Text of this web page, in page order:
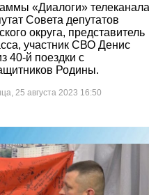
«Диалоги» телеканала
Совета депутатов
округа, представитель
участник СВО Денис
й поездки с
Родины.
25 августа 2023 16:50